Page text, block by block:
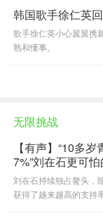
出演者在出演过程中沉
中。
韩国歌手徐仁英
歌手徐仁英小心翼翼携
熟和懂事。
无限挑战
【有声】“10多
7%”刘在石更可
刘在石持续独占鳌头，
获得了越来越高的支持